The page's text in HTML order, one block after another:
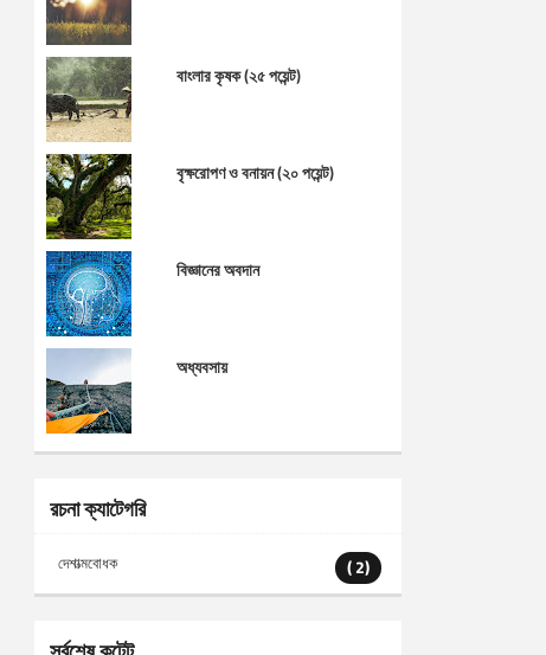
বাংলার কৃষক (২৫ পয়েন্ট)
বৃক্ষরোপণ ও বনায়ন (২০ পয়েন্ট)
বিজ্ঞানের অবদান
অধ্যবসায়
রচনা ক্যাটেগরি
দেশাত্মবোধক ( 2)